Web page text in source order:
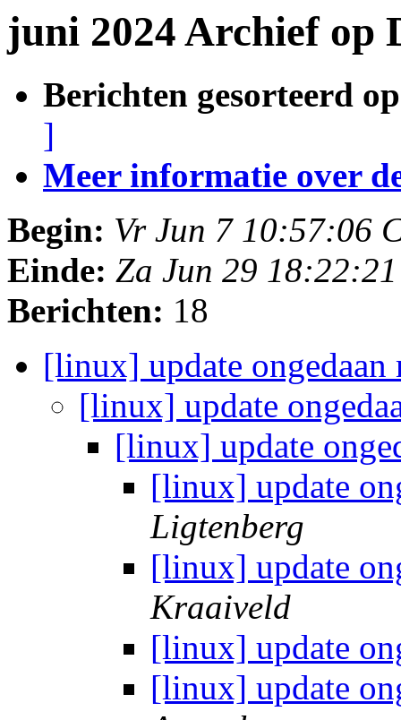
juni 2024 Archief op
Berichten gesorteerd
]
Meer informatie over
Begin: Vr Jun 7 10:57:06
Einde: Za Jun 29
Berichten: 18
[linux] update ongedaan
[linux] update
[linux] update
[linux] update
Ligtenberg
[linux] update
Kraaiveld
[linux] update
[linux] update